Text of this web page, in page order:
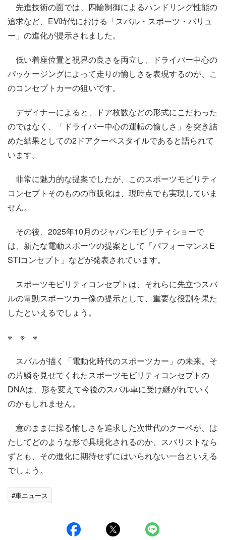
先進技術の面では、四輪制御によるハンドリング性能の
追求など、EV時代における「スバル・スポーツ・バリュ
ー」の進化が提示されました。
低い着座位置と視界の良さを両立し、ドライバー中心の
パッケージングによって走りの愉しさを表現するのが、こ
のコンセプトカーの狙いです。
デザイナーによると、ドア枚数などの形式にこだわった
のではなく、「ドライバー中心の運転の愉しさ」を突き詰
めた結果としての2ドアクーペスタイルであると語られて
います。
非常に魅力的な提案でしたが、このスポーツモビリティ
コンセプトそのものの市販化は、現時点でも実現していま
せん。
その後、2025年10月のジャパンモビリティショーで
は、新たな電動スポーツの提案として「パフォーマンスE
STIコンセプト」などが発表されています。
スポーツモビリティコンセプトは、それらに先立つスバ
ルの電動スポーツカー像の提示として、重要な役割を果た
したといえるでしょう。
※ ※ ※
スバルが描く「電動化時代のスポーツカー」の未来。そ
の片鱗を見せてくれたスポーツモビリティコンセプトの
DNAは、形を変えて今後のスバル車に受け継がれていく
のかもしれません。
意のままに操る愉しさを追求した次世代のクーペが、は
たしてどのような形で具現化されるのか、スバリストなら
ずとも、その進化に期待せずにはいられない一台といえる
でしょう。
#車ニュース